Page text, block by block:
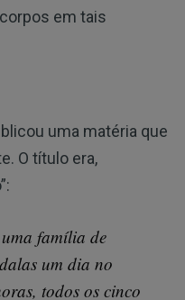
em tais
uma matéria que
O título era,
família de
um dia no
todos os cinco